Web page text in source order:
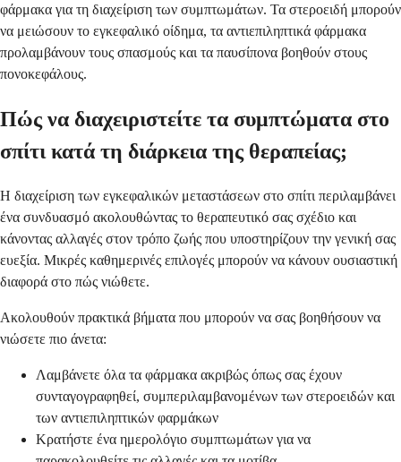
φάρμακα για τη διαχείριση των συμπτωμάτων. Τα στεροειδή μπορούν
να μειώσουν το εγκεφαλικό οίδημα, τα αντιεπιληπτικά φάρμακα
προλαμβάνουν τους σπασμούς και τα παυσίπονα βοηθούν στους
πονοκεφάλους.
Πώς να διαχειριστείτε τα συμπτώματα στο
σπίτι κατά τη διάρκεια της θεραπείας;
Η διαχείριση των εγκεφαλικών μεταστάσεων στο σπίτι περιλαμβάνει
ένα συνδυασμό ακολουθώντας το θεραπευτικό σας σχέδιο και
κάνοντας αλλαγές στον τρόπο ζωής που υποστηρίζουν την γενική σας
ευεξία. Μικρές καθημερινές επιλογές μπορούν να κάνουν ουσιαστική
διαφορά στο πώς νιώθετε.
Ακολουθούν πρακτικά βήματα που μπορούν να σας βοηθήσουν να
νιώσετε πιο άνετα:
Λαμβάνετε όλα τα φάρμακα ακριβώς όπως σας έχουν
συνταγογραφηθεί, συμπεριλαμβανομένων των στεροειδών και
των αντιεπιληπτικών φαρμάκων
Κρατήστε ένα ημερολόγιο συμπτωμάτων για να